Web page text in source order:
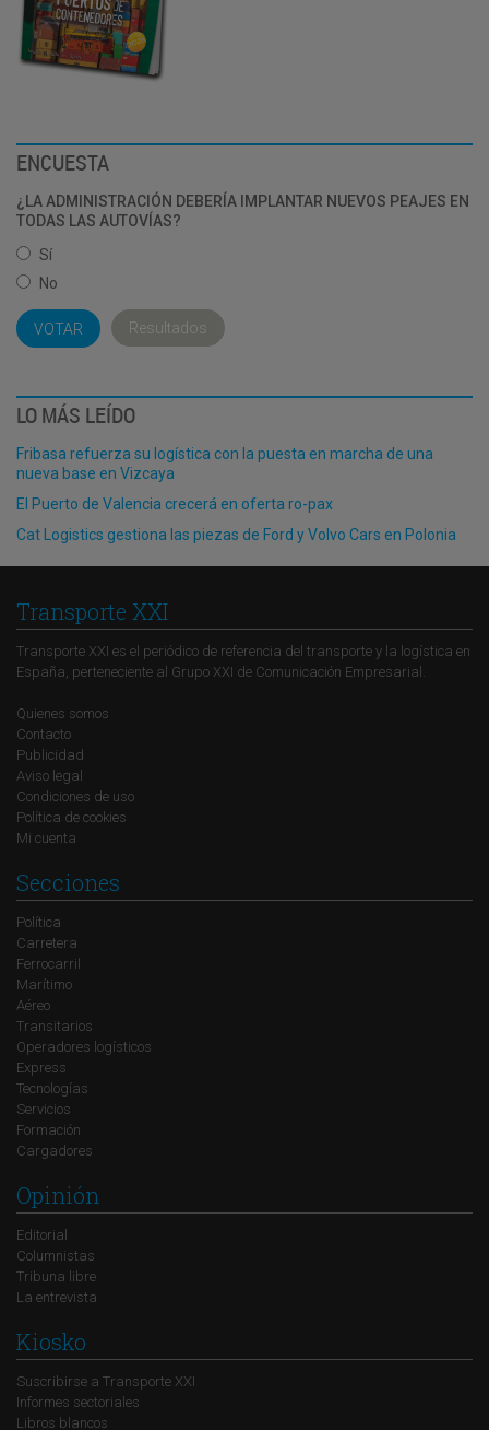
ENCUESTA
¿LA ADMINISTRACIÓN DEBERÍA IMPLANTAR NUEVOS PEAJES EN
TODAS LAS AUTOVÍAS?
Sí
No
Resultados
LO MÁS LEÍDO
Fribasa refuerza su logística con la puesta en marcha de una
nueva base en Vizcaya
El Puerto de Valencia crecerá en oferta ro-pax
Cat Logistics gestiona las piezas de Ford y Volvo Cars en Polonia
Transporte XXI
Transporte XXI es el periódico de referencia del transporte y la logística en
España, perteneciente al Grupo XXI de Comunicación Empresarial.
Quienes somos
Contacto
Publicidad
Aviso legal
Condiciones de uso
Política de cookies
Mi cuenta
Secciones
Política
Carretera
Ferrocarril
Marítimo
Aéreo
Transitarios
Operadores logísticos
Express
Tecnologías
Servicios
Formación
Cargadores
Opinión
Editorial
Columnistas
Tribuna libre
La entrevista
Kiosko
Suscribirse a Transporte XXI
Informes sectoriales
Libros blancos